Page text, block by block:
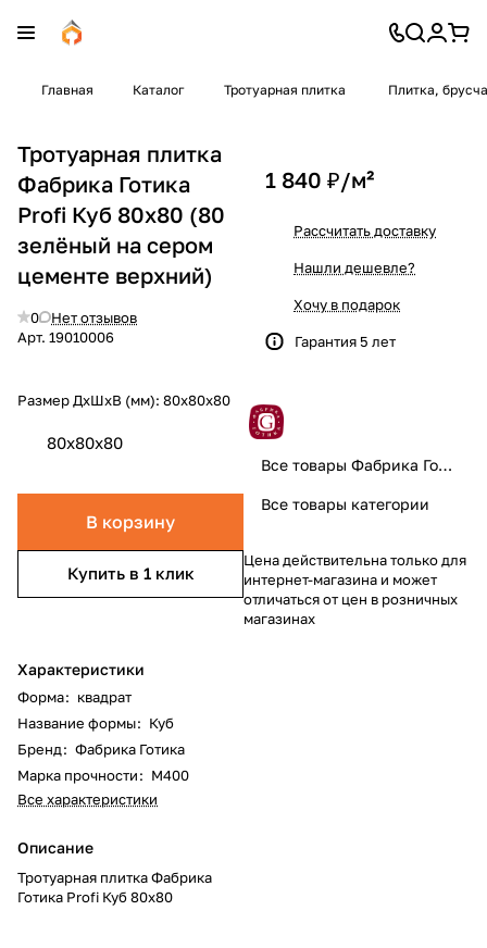
Главная Каталог Тротуарная плитка Плитка,
Тротуарная плитка
Фабрика Готика
Profi Куб 80x80 (80
зелёный на сером
цементе верхний)
0
Нет отзывов
Арт. 19010006
Размер ДхШхВ (мм): 80x80x80
80x80x80
В корзину
Купить в 1 клик
Характеристики
Форма: квадрат
Название формы: Куб
Бренд: Фабрика Готика
Марка прочности: М400
Все характеристики
Описание
Тротуарная плитка Фабрика
Готика Profi Куб 80x80
1 840 ₽/м²
Рассчитать доставку
Нашли дешевле?
Хочу в подарок
Гарантия 5 лет
Все товары Фабрика Готика
Все товары категории
Цена действительна только для
интернет-магазина и может
отличаться от цен в розничных
магазинах